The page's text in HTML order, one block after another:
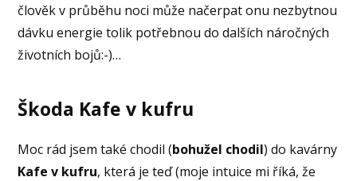
člověk v průběhu noci může načerpat onu nezbytnou
dávku energie tolik potřebnou do dalších náročných
životních bojů:-)…
Škoda Kafe v kufru
Moc rád jsem také chodil (bohužel chodil) do kavárny
Kafe v kufru, která je teď (moje intuice mi říká, že